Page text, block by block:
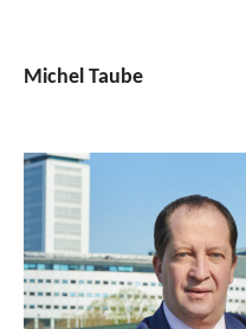
Michel Taube